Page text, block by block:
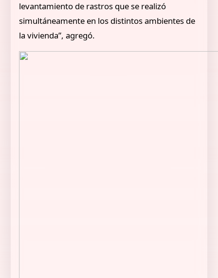
levantamiento de rastros que se realizó
simultáneamente en los distintos ambientes de
la vivienda”, agregó.